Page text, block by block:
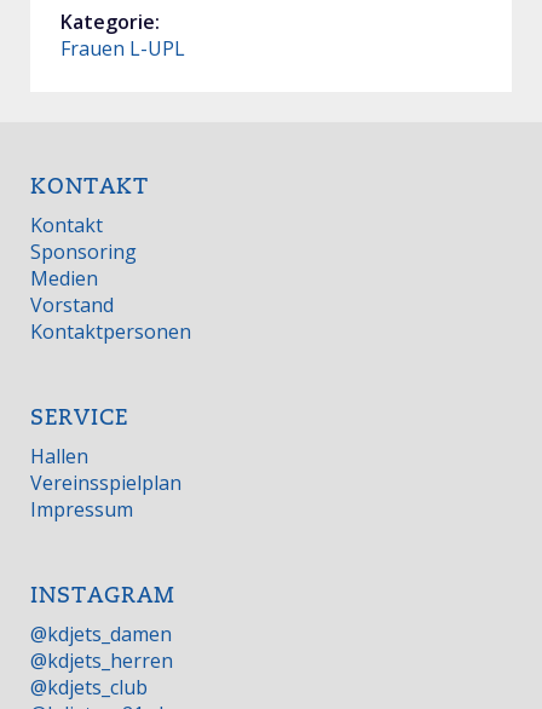
Kategorie:
Frauen L-UPL
KONTAKT
Kontakt
Sponsoring
Medien
Vorstand
Kontaktpersonen
SERVICE
Hallen
Vereinsspielplan
Impressum
INSTAGRAM
@kdjets_damen
@kdjets_herren
@kdjets_club